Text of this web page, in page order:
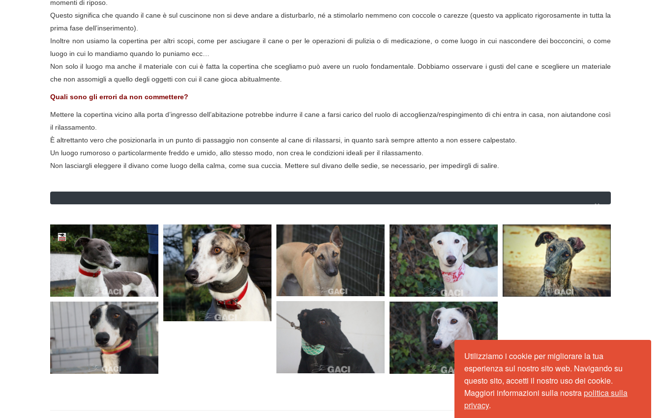
momenti di riposo.
Questo significa che quando il cane è sul cuscinone non si deve andare a disturbarlo, né a stimolarlo nemmeno con coccole o carezze (questo va applicato rigorosamente in tutta la
prima fase dell’inserimento).
Inoltre non usiamo la copertina per altri scopi, come per asciugare il cane o per le operazioni di pulizia o di medicazione, o come luogo in cui nascondere dei bocconcini, o come
luogo in cui lo mandiamo quando lo puniamo ecc…
Non solo il luogo ma anche il materiale con cui è fatta la copertina che scegliamo può avere un ruolo fondamentale. Dobbiamo osservare i gusti del cane e scegliere un materiale
che non assomigli a quello degli oggetti con cui il cane gioca abitualmente.
Quali sono gli errori da non commettere?
Mettere la copertina vicino alla porta d’ingresso dell’abitazione potrebbe indurre il cane a farsi carico del ruolo di accoglienza/respingimento di chi entra in casa, non aiutandone così
il rilassamento.
È altrettanto vero che posizionarla in un punto di passaggio non consente al cane di rilassarsi, in quanto sarà sempre attento a non essere calpestato.
Un luogo rumoroso o particolarmente freddo e umido, allo stesso modo, non crea le condizioni ideali per il rilassamento.
Non lasciargli eleggere il divano come luogo della calma, come sua cuccia. Mettere sul divano delle sedie, se necessario, per impedirgli di salire.
×
Utilizziamo i cookie per migliorare la tua
esperienza sul nostro sito web. Navigando su
questo sito, accetti il nostro uso dei cookie.
Maggiori informazioni sulla nostra politica sulla
privacy.